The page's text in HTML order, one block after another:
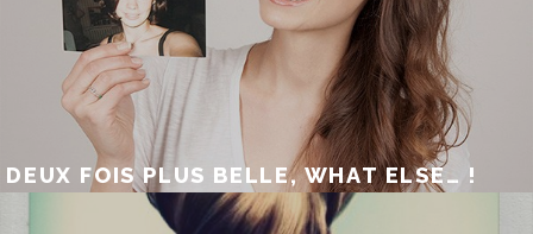
DEUX FOIS PLUS BELLE, WHAT ELSE… !